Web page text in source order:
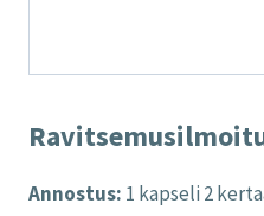
Annostus: 1 kapseli 2